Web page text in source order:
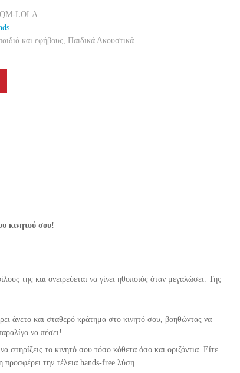
LOLA
και εφήβους
Παιδικά Ακουστικά
κινητού σου!
της και ονειρεύεται να γίνει ηθοποιός όταν μεγαλώσει. Της
άνετο και σταθερό κράτημα στο κινητό σου, βοηθώντας να
να πέσει!
στηρίξεις το κινητό σου τόσο κάθετα όσο και οριζόντια. Είτε
προσφέρει την τέλεια hands-free λύση.